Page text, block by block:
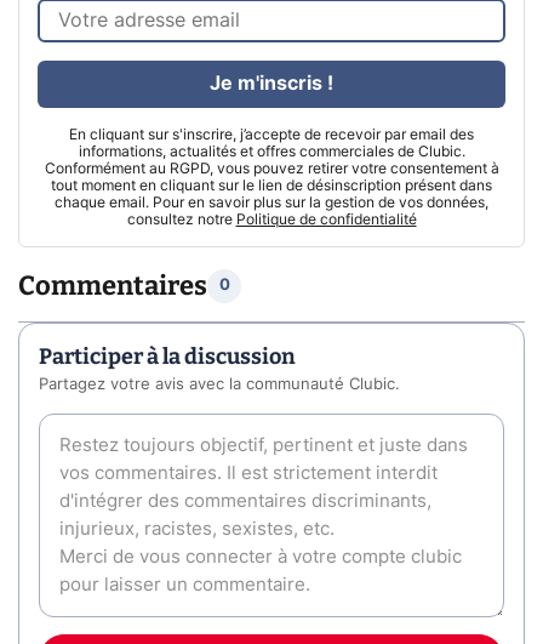
En cliquant sur s'inscrire, j’accepte de recevoir par email des
informations, actualités et offres commerciales de Clubic.
Conformément au RGPD, vous pouvez retirer votre consentement à
tout moment en cliquant sur le lien de désinscription présent dans
chaque email. Pour en savoir plus sur la gestion de vos données,
consultez notre Politique de confidentialité
Je m'inscris !
Commentaires 0
Participer à la discussion
Partagez votre avis avec la communauté Clubic.